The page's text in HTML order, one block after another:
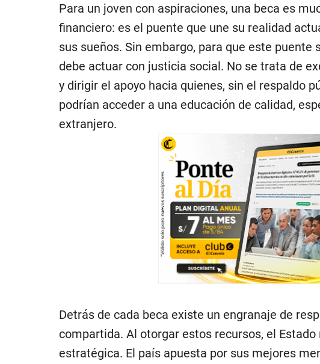
Para un joven con aspiraciones, una beca es
financiero: es el puente que une su realidad
sus sueños. Sin embargo, para que este puente
debe actuar con justicia social. No se trata de
y dirigir el apoyo hacia quienes, sin el respaldo
podrían acceder a una educación de calidad,
extranjero.
Detrás de cada beca existe un engranaje de
compartida. Al otorgar estos recursos, el
estratégica. El país apuesta por sus mejores